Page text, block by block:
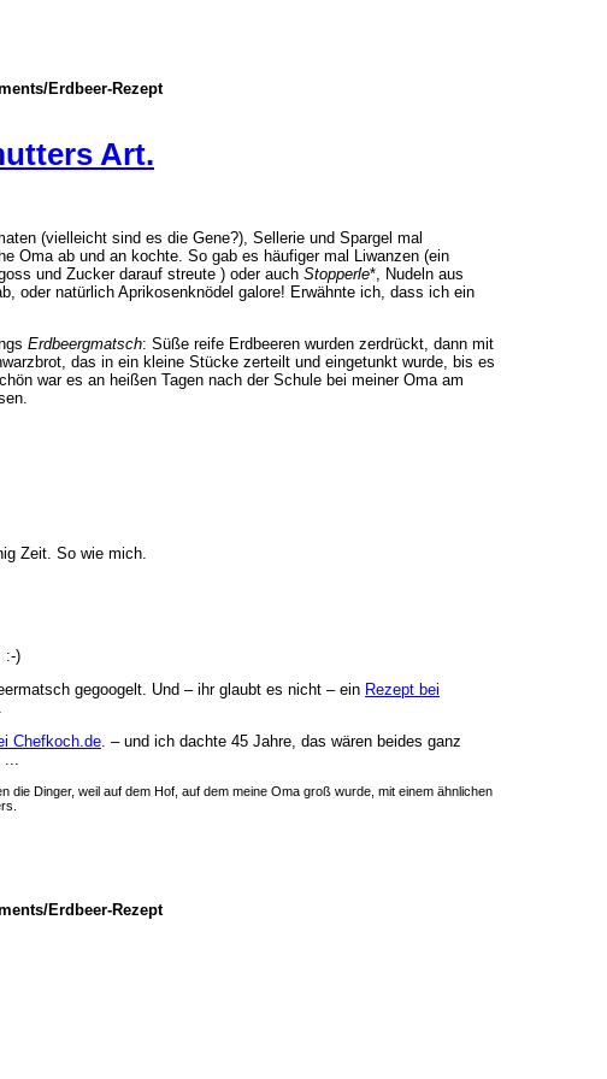
Erdbeer-Rezept
Art.
(vielleicht sind es die Gene?), Sellerie und Spargel mal
Oma ab und an kochte. So gab es häufiger mal Liwanzen (ein
und Zucker darauf streute ) oder auch Stopperle*, Nudeln aus
oder natürlich Aprikosenknödel galore! Erwähnte ich, dass ich ein
Erdbeergmatsch: Süße reife Erdbeeren wurden zerdrückt, dann mit
das in ein kleine Stücke zerteilt und eingetunkt wurde, bis es
war es an heißen Tagen nach der Schule bei meiner Oma am
Zeit. So wie mich.
:-)
gegoogelt. Und – ihr glaubt es nicht – ein Rezept bei
Chefkoch.de . – und ich dachte 45 Jahre, das wären beides ganz
Dinger, weil auf dem Hof, auf dem meine Oma groß wurde, mit einem ähnlichen
Erdbeer-Rezept